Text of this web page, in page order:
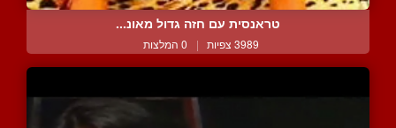
טראנסית עם חזה גדול מאונ...
3989 צפיות | 0 המלצות